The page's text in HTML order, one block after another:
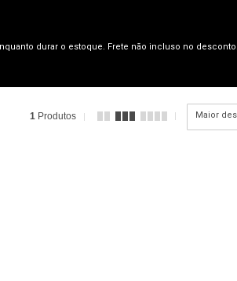
durar o estoque. Frete não incluso no desconto.
1 Produtos Maior